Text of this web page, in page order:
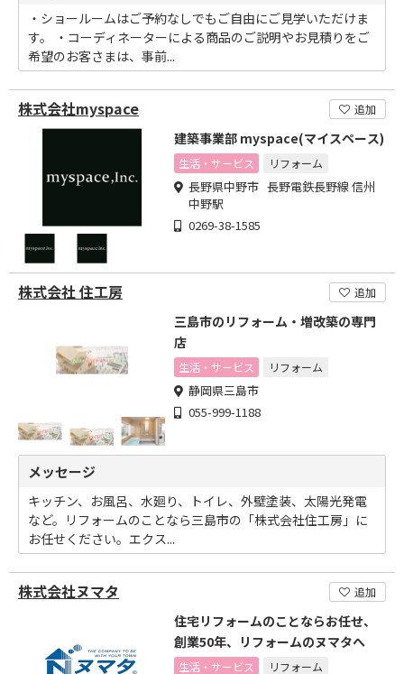
・ショールームはご予約なしでもご自由にご見学いただけま
す。 ・コーディネーターによる商品のご説明やお見積りをご
希望のお客さまは、事前...
株式会社myspace 追加
建築事業部 myspace(マイスペース)
生活・サービス リフォーム
長野県中野市 長野電鉄長野線 信州
中野駅
0269-38-1585
株式会社 住工房 追加
三島市のリフォーム・増改築の専門
店
生活・サービス リフォーム
静岡県三島市
055-999-1188
メッセージ
キッチン、お風呂、水廻り、トイレ、外壁塗装、太陽光発電
など。リフォームのことなら三島市の「株式会社住工房」に
お任せください。エクス...
株式会社ヌマタ 追加
住宅リフォームのことならお任せ、
創業50年、リフォームのヌマタへ
生活・サービス リフォーム